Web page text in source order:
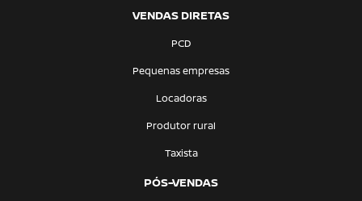
VENDAS DIRETAS
PCD
Pequenas empresas
Locadoras
Produtor rural
Taxista
PÓS-VENDAS